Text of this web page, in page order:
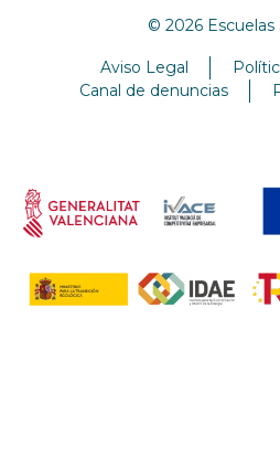
© 2026 Escuelas
Aviso Legal
Canal de denuncias